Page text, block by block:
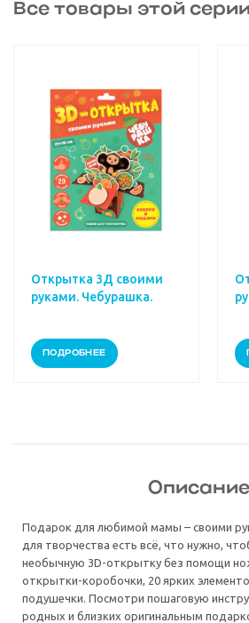
Все товары этой серии
Открытка 3Д своими
руками. Чебурашка.
ПОДРОБНЕЕ
Описание
Подарок для любимой мамы – своими
для творчества есть всё, что нужно,
необычную 3D-открытку без помощи
открытки-коробочки, 20 ярких
подушечки. Посмотри пошаговую
родных и близких оригинальным